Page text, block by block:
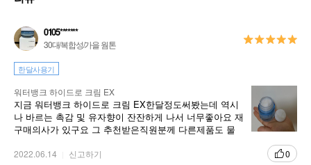
보습 그 이상을 선사해 줄
Water Bank Hydro Cream EX
25년간의 보습 연구를 통해 탄생한,
라네즈 워터뱅크 크림 이엑스
베지터블에서 추출한 그린 미네랄 워터의 수분 충
0105*******
30대/복합성/가을 웜톤
한달사용기
워터뱅크 하이드로 크림 EX
지금 워터뱅크 하이드로 크림 EX한달정도써봤는데 역시
나 바르는 촉감 및 유자향이 잔잔하게 나서 너무좋아요 재
구매의사가 있구요 그 추천받은직원분께 다른제품도 물
2022.06.14 신고하기 0